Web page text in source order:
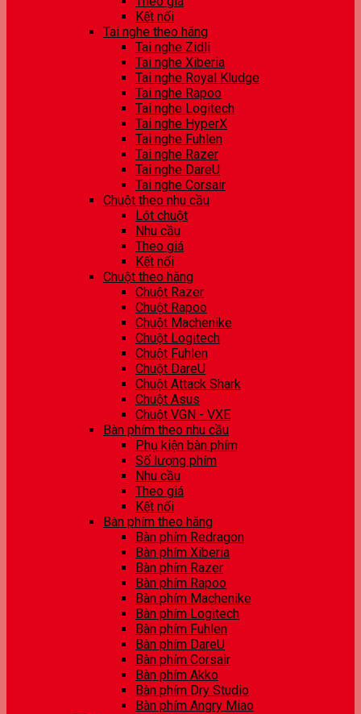
Kết nối
Tai nghe theo hãng
Tai nghe Zidli
Tai nghe Xiberia
Tai nghe Royal Kludge
Tai nghe Rapoo
Tai nghe Logitech
Tai nghe HyperX
Tai nghe Fuhlen
Tai nghe Razer
Tai nghe DareU
Tai nghe Corsair
Chuột theo nhu cầu
Lót chuột
Nhu cầu
Theo giá
Kết nối
Chuột theo hãng
Chuột Razer
Chuột Rapoo
Chuột Machenike
Chuột Logitech
Chuột Fuhlen
Chuột DareU
Chuột Attack Shark
Chuột Asus
Chuột VGN - VXE
Bàn phím theo nhu cầu
Phụ kiện bàn phím
Số lượng phím
Nhu cầu
Theo giá
Kết nối
Bàn phím theo hãng
Bàn phím Redragon
Bàn phím Xiberia
Bàn phím Razer
Bàn phím Rapoo
Bàn phím Machenike
Bàn phím Logitech
Bàn phím Fuhlen
Bàn phím DareU
Bàn phím Corsair
Bàn phím Akko
Bàn phím Dry Studio
Bàn phím Angry Miao